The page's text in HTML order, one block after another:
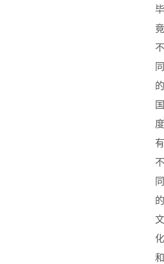
毕
竟
不
同
的
国
度
有
不
同
的
文
化
和